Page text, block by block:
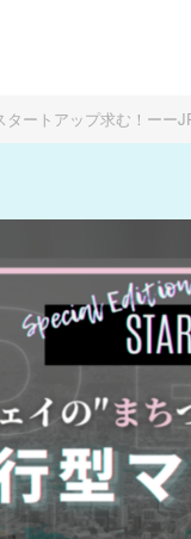
ートアップ求む！ーー